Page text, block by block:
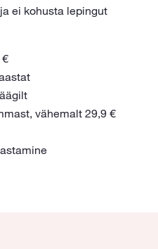
ei kohusta lepingut
vähemalt 29,9 €